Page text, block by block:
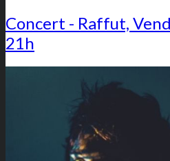
Concert - Raffut,
21h